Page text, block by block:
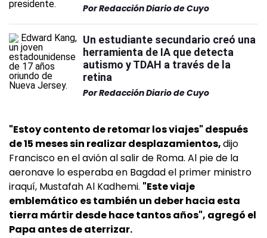
PorRedacción Diario de Cuyo
Un estudiante secundario creó una
herramienta de IA que detecta
autismo y TDAH a través de la
retina
PorRedacción Diario de Cuyo
"Estoy contento de retomar los viajes" después
de 15 meses sin realizar desplazamientos,dijo
Francisco en el avión al salir de Roma. Al pie de la
aeronave lo esperaba en Bagdad el primer ministro
iraquí, Mustafah Al Kadhemi. "Este viaje
emblemático es también un deber hacia esta
tierra mártir desde hace tantos años", agregó el
Papa antes de aterrizar.